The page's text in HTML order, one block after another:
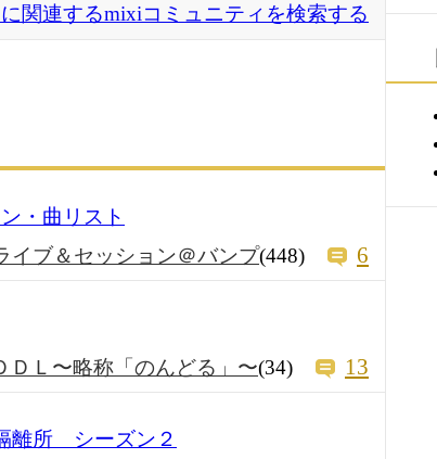
に関連するmixiコミュニティを検索する
・曲リスト
イブ＆セッション＠バンプ(448) 6
ＤＬ〜略称「のんどる」〜(34) 13
離所 シーズン２